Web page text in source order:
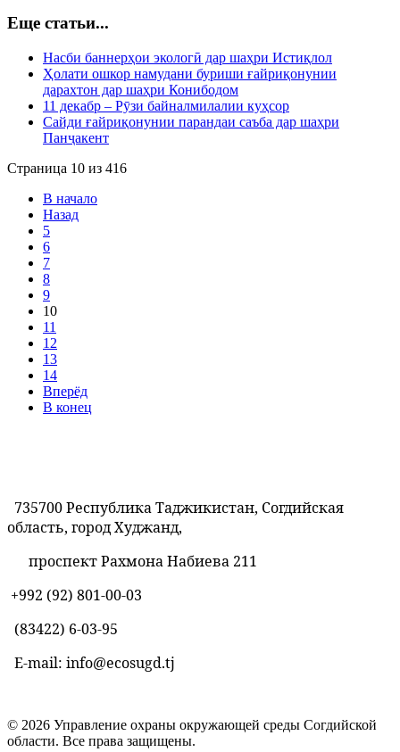
Еще статьи...
Насби баннерҳои экологӣ дар шаҳри Истиқлол
Ҳолати ошкор намудани буриши ғайриқонунии
дарахтон дар шаҳри Конибодом
11 декабр – Рӯзи байналмилалии куҳсор
Сайди ғайриқонунии парандаи саъба дар шаҳри
Панҷакент
Страница 10 из 416
В начало
Назад
5
6
7
8
9
10
11
12
13
14
Вперёд
В конец
735700 Республика Таджикистан, Согдийская
область, город Худжанд,
проспект Рахмона Набиева 211
+992 (92) 801-00-03
(83422) 6-03-95
E-mail: info@ecosugd.tj
© 2026 Управление охраны окружающей среды Согдийской
области. Все права защищены.